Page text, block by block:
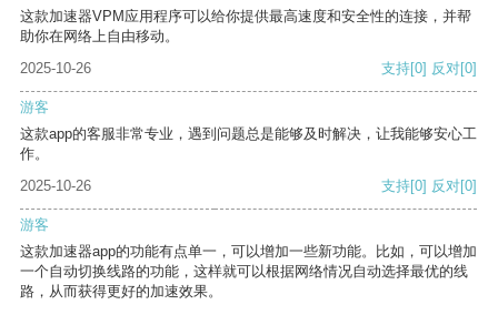
这款加速器VPM应用程序可以给你提供最高速度和安全性的连接，并帮
助你在网络上自由移动。
2025-10-26
支持[0] 反对[0]
游客
这款app的客服非常专业，遇到问题总是能够及时解决，让我能够安心工
作。
2025-10-26
支持[0] 反对[0]
游客
这款加速器app的功能有点单一，可以增加一些新功能。比如，可以增加
一个自动切换线路的功能，这样就可以根据网络情况自动选择最优的线
路，从而获得更好的加速效果。